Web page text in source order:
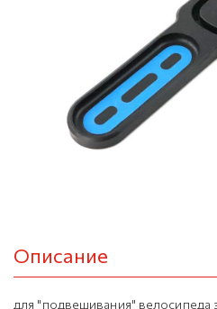
Описание
для "подвешивания" велосипеда